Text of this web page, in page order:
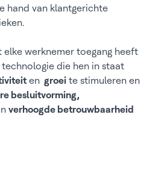
hand van klantgerichte
werknemer toegang heeft
die hen in staat
en groei te stimuleren en
besluitvorming,
verhoogde betrouwbaarheid